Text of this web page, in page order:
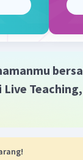
adalah 3! = 2 . 3
Balas
Live Teaching,